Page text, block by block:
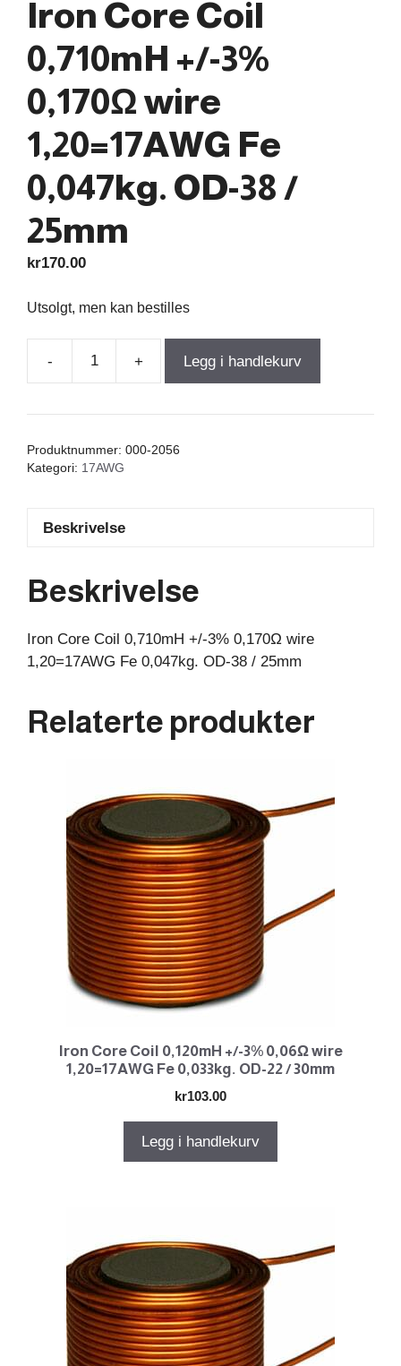
Iron Core Coil
0,710mH +/-3%
0,170Ω wire
1,20=17AWG Fe
0,047kg. OD-38 /
25mm
kr170.00
Utsolgt, men kan bestilles
-
Iron
Coil
OD-
/
25mm
+ Legg i handlekurv
Produktnummer: 000-2056
Kategori: 17AWG
Beskrivelse
Beskrivelse
Iron Core Coil 0,710mH +/-3% 0,170Ω wire
1,20=17AWG Fe 0,047kg. OD-38 / 25mm
Relaterte produkter
Iron Core Coil 0,120mH +/-3% 0,06Ω wire
1,20=17AWG Fe 0,033kg. OD-22 / 30mm
kr103.00
Legg i handlekurv